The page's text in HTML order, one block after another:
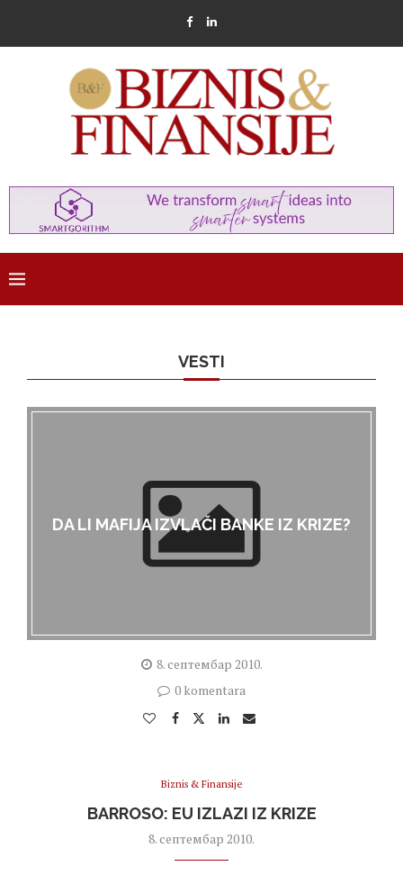
VESTI
DA LI MAFIJA IZVLAČI BANKE IZ KRIZE?
8. септембар 2010.
0 komentara
Biznis & Finansije
BARROSO: EU IZLAZI IZ KRIZE
8. септембар 2010.